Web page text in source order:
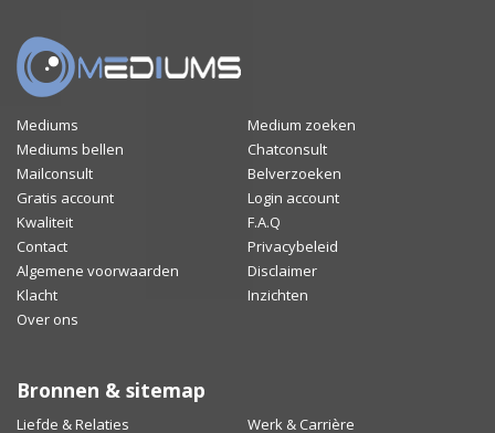
Mediums
Medium zoeken
Mediums bellen
Chatconsult
Mailconsult
Belverzoeken
Gratis account
Login account
Kwaliteit
F.A.Q
Contact
Privacybeleid
Algemene voorwaarden
Disclaimer
Klacht
Inzichten
Over ons
Bronnen & sitemap
Liefde & Relaties Werk & Carrière